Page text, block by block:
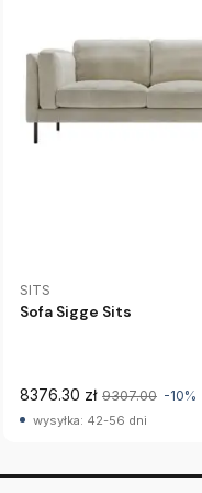
SITS
Sofa Sigge Sits
8376.30 zł 9307.00 -10%
wysyłka: 42-56 dni